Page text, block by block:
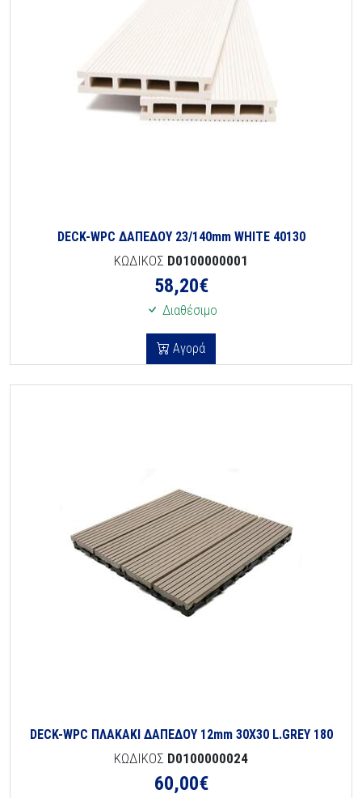
DECK-WPC ΔΑΠΕΔΟΥ 23/140mm WHITE 40130
ΚΩΔΙΚΟΣ D0100000001
58,20€
Διαθέσιμο
Αγορά
DECK-WPC ΠΛΑΚΑΚΙ ΔΑΠΕΔΟΥ 12mm 30Χ30 L.GREY 180
ΚΩΔΙΚΟΣ D0100000024
60,00€